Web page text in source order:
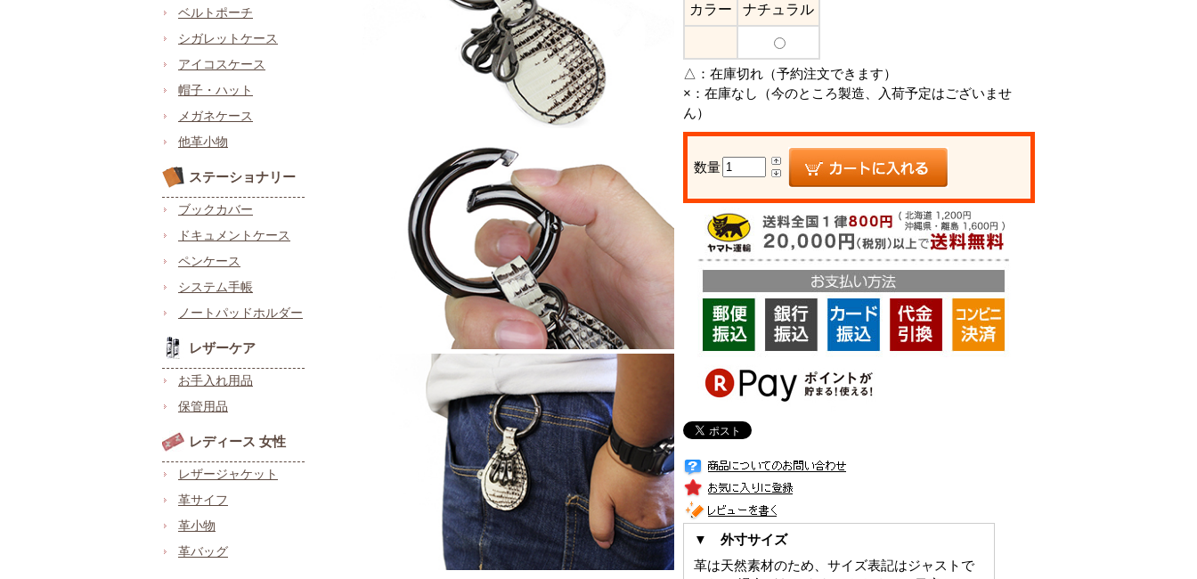
ベルトポーチ
シガレットケース
アイコスケース
帽子・ハット
メガネケース
他革小物
ステーショナリー
ブックカバー
ドキュメントケース
ペンケース
システム手帳
ノートパッドホルダー
レザーケア
お手入れ用品
保管用品
レディース 女性
レザージャケット
革サイフ
革小物
革バッグ
カラー ナチュラル
△： 在庫切れ（予約注文できます）
×： 在庫なし（今のところ製造、入荷予定はございませ
ん）
数量
▼ 外寸サイズ
革は天然素材のため、サイズ表記はジャストで